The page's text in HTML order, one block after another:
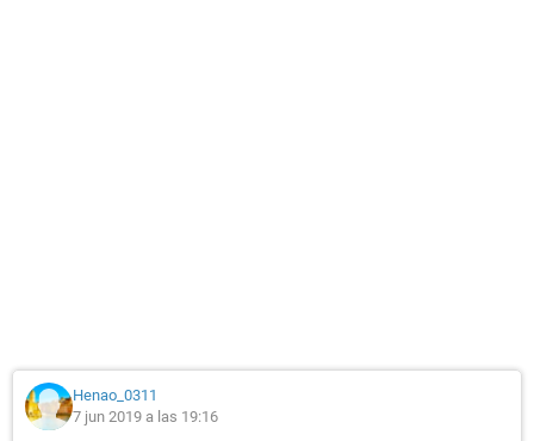
Henao_0311
7 jun 2019 a las 19:16